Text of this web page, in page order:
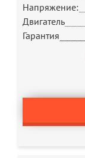
Напряжение:
Двигатель
Гарантия